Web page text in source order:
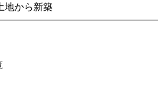
地から新築